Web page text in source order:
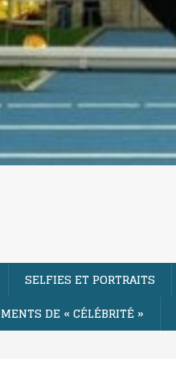
SELFIES ET PORTRAITS
DE « CÉLÉBRITÉ »